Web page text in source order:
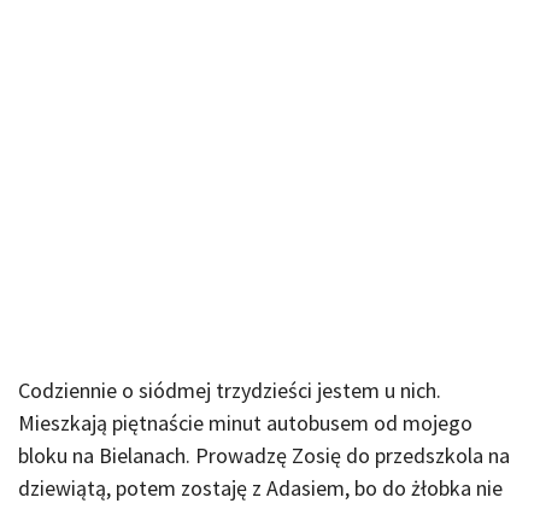
Codziennie o siódmej trzydzieści jestem u nich.
Mieszkają piętnaście minut autobusem od mojego
bloku na Bielanach. Prowadzę Zosię do przedszkola na
dziewiątą, potem zostaję z Adasiem, bo do żłobka nie